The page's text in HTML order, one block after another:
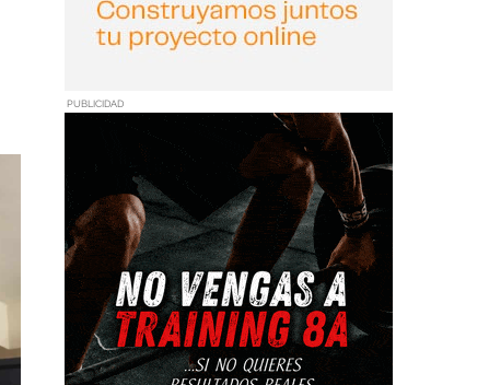
PUBLICIDAD